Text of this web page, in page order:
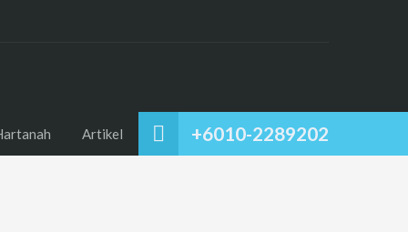
+6010-2289202
Artikel